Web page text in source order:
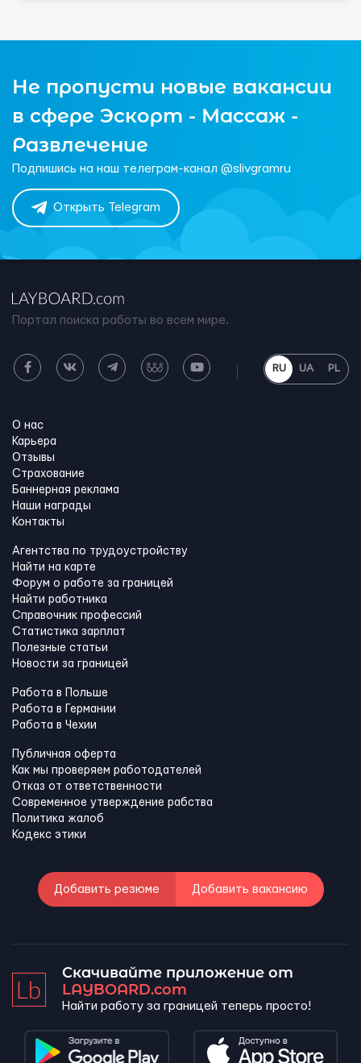
Не пропусти новые вакансии
в сфере Эскорт - Массаж -
Развлечение
Подпишись на наш телеграм-канал @slivgramru
Открыть Telegram
Портал поиска работы во всем мире.
RU UA PL
О нас
Карьера
Отзывы
Страхование
Баннерная реклама
Наши награды
Контакты
Агентства по трудоустройству
Найти на карте
Форум о работе за границей
Найти работника
Справочник профессий
Статистика зарплат
Полезные статьи
Новости за границей
Работа в Польше
Работа в Германии
Работа в Чехии
Публичная оферта
Как мы проверяем работодателей
Отказ от ответственности
Современное утверждение рабства
Политика жалоб
Кодекс этики
Добавить резюме Добавить вакансию
Скачивайте приложение от
LAYBOARD.com
Найти работу за границей теперь просто!